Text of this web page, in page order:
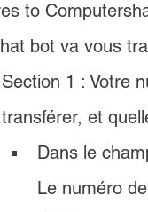
to
bot va vous
Section 1 : Votre
transférer, et
Dans le
Le numéro